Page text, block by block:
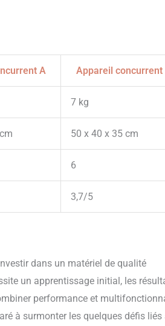
A Appareil concurrent
7 kg
50 x 40 x 35 cm
6
3,7/5
dans un matériel de qualité
un apprentissage initial, les
performance et
à surmonter les quelques défis liés